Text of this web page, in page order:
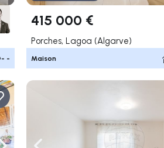
- -
415 000 €
Porches, Lagoa (Algarve)
Maison